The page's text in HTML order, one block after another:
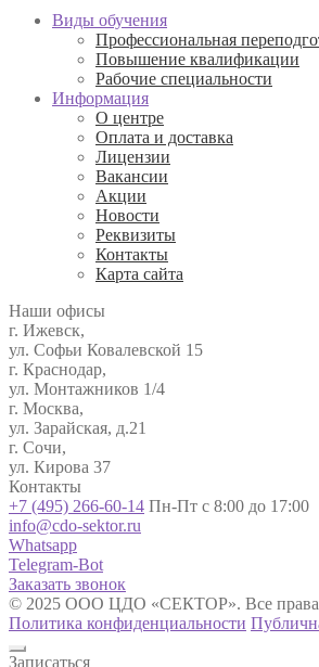
Виды обучения
Профессиональная
Повышение квалификации
Рабочие специальности
Информация
О центре
Оплата и доставка
Лицензии
Вакансии
Акции
Новости
Реквизиты
Контакты
Карта сайта
Наши офисы
г. Ижевск,
ул. Софьи Ковалевской 15
г. Краснодар,
ул. Монтажников 1/4
г. Москва,
ул. Зарайская, д.21
г. Сочи,
ул. Кирова 37
Контакты
+7 (495) 266-60-14 Пн-Пт с 8:00 до 17:00
info@cdo-sektor.ru
Whatsapp
Telegram-Bot
Заказать звонок
© 2025 ООО ЦДО «СЕКТОР». Все права
Политика конфиденциальности
Записаться